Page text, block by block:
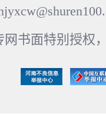
网书面特别授权